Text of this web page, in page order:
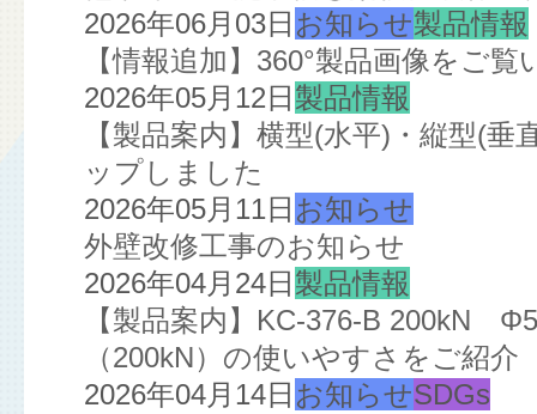
2026年06月03日 お知らせ製品情報
【情報追加】360°製品画像をご
2026年05月12日 製品情報
【製品案内】横型(水平)・縦型(
ップしました
2026年05月11日 お知らせ
外壁改修工事のお知らせ
2026年04月24日 製品情報
【製品案内】KC-376-B 200kN
（200kN）の使いやすさをご紹介
2026年04月14日 お知らせSDGs